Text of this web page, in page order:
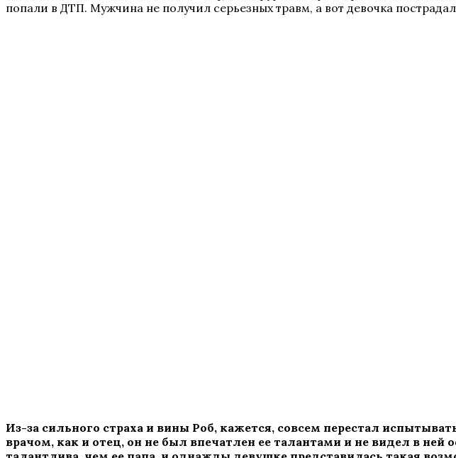
попали в ДТП. Мужчина не получил серьезных травм, а вот девочка
Из-за сильного страха и вины Роб, кажется, совсем перестал
врачом, как и отец, он не был впечатлен ее талантами и не видел в ней